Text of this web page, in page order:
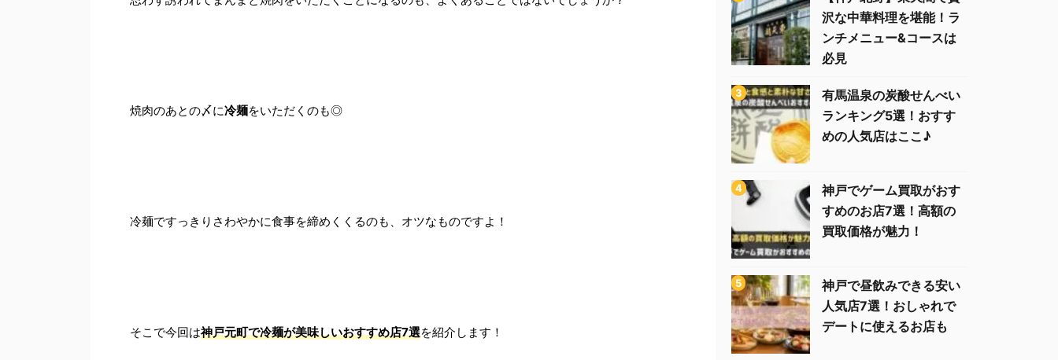
焼肉のあとの〆に冷麺をいただくのも◎
冷麺ですっきりさわやかに食事を締めくくるのも、オツなものですよ！
そこで今回は神戸元町で冷麺が美味しいおすすめ店7選を紹介します！
沢な中華料理を堪能！ラ
ンチメニュー&コースは
必見
有馬温泉の炭酸せんべい
ランキング5選！おすす
めの人気店はここ♪
神戸でゲーム買取がおす
すめのお店7選！高額の
買取価格が魅力！
神戸で昼飲みできる安い
人気店7選！おしゃれで
デートに使えるお店も